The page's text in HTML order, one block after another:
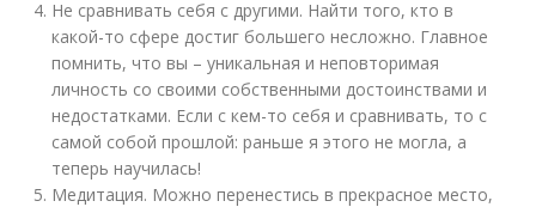
Не сравнивать себя с другими. Найти того, кто в
какой-то сфере достиг большего несложно. Главное
помнить, что вы – уникальная и неповторимая
личность со своими собственными достоинствами и
недостатками. Если с кем-то себя и сравнивать, то с
самой собой прошлой: раньше я этого не могла, а
теперь научилась!
Медитация. Можно перенестись в прекрасное место,